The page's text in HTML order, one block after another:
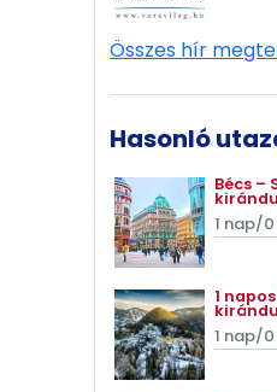
Összes hír
Hasonló
Bécs –
1 nap/0
1
1 nap/0